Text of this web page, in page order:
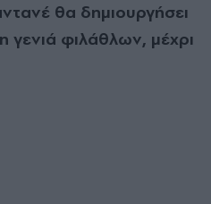
θα δημιουργήσει
γενιά φιλάθλων, μέχρι